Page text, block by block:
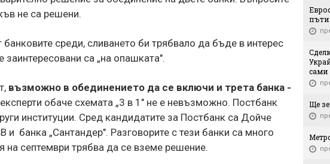
не са решени.
банковите среди, сливането би трябвало да бъде в интерес
заинтересовани са „на опашката".
възможно в обединението да се включи и трета банка -
обаче схемата „3 в 1" не е невъзможно. Постбанк
институции. Сред кандидатите за Постбанк са Дойче
и банка „Сантандер". Разговорите с тези банки са много
на септември трябва да се вземе решение.
пъти
сами
Ще